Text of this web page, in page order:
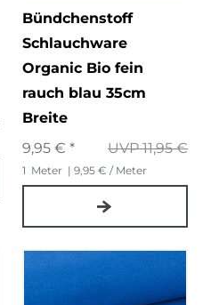
Bündchenstoff
Schlauchware
Organic Bio fein
rauch blau 35cm
Breite
UVP 11,95 €
9,95 € *
1 Meter | 9,95 € / Meter